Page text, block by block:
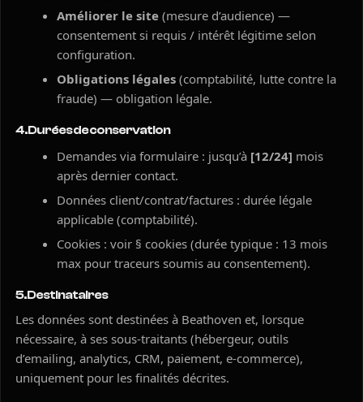
Améliorer le site (mesure d’audience) —
consentement si requis / intérêt légitime selon
configuration.
Obligations légales (comptabilité, lutte contre la
fraude) — obligation légale.
4. Durées de conservation
Demandes via formulaire : jusqu’à [12/24] mois
après dernier contact.
Données client/contrat/factures : durée légale
applicable (comptabilité).
Cookies : voir § cookies (durée typique : 13 mois
max pour traceurs soumis au consentement).
5. Destinataires
Les données sont destinées à Beathoven et, lorsque
nécessaire, à ses sous-traitants (hébergeur, outils
d’emailing, analytics, CRM, paiement, e-commerce),
uniquement pour les finalités décrites.